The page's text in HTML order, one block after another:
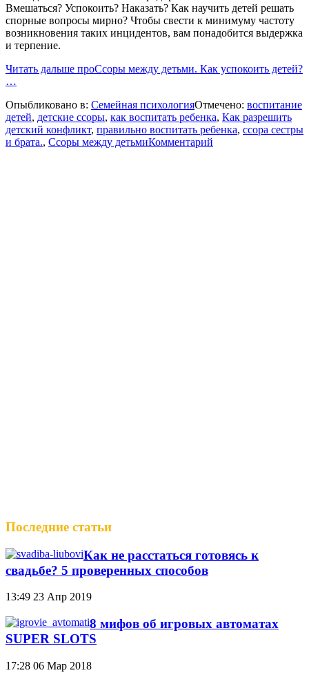
Вмешаться? Успокоить? Наказать? Как научить детей решать
спорные вопросы мирно? Чтобы свести к минимуму частоту
возникновения таких инцидентов, вам понадобится выдержка
и терпение.
Читать дальше проСсоры между детьми. Как успокоить детей?
…
Опыбликовано в: Семейная психологияОтмечено: воспитание
детей, детские ссоры, как воспитать ребенка, Как разрешить
детский конфликт, правильно воспитать ребенка, ссора сестры
и брата., Ссоры между детьмиКомментарий
Последние статьи
Как не расстаться готовясь к
свадьбе? 5 проверенных способов
13:49 23 Апр 2019
8 мифов об игровых автоматах
SUPER SLOTS
17:28 06 Мар 2018